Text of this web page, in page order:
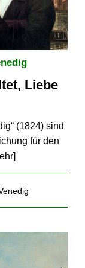
Liebe
(1824) sind
für den
]